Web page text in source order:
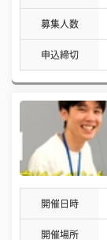
募集人数
申込締切
開催日時
開催場所